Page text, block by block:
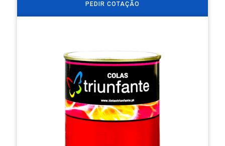
PEDIR COTAÇÃO